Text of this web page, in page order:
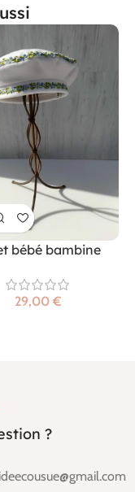
bébé bambine
€
?